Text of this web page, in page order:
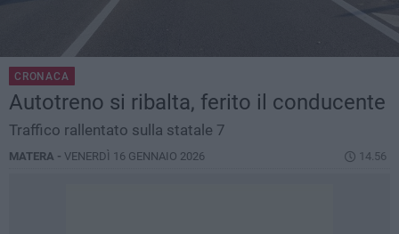
CRONACA
Autotreno si ribalta, ferito il conducente
Traffico rallentato sulla statale 7
MATERA - VENERDÌ 16 GENNAIO 2026 14.56